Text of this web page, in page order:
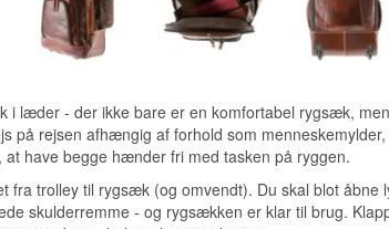
i læder - der ikke bare er en komfortabel rygsæk,
på rejsen afhængig af forhold som
at have begge hænder fri med tasken på ryggen.
fra trolley til rygsæk (og omvendt). Du skal blot åbne
skulderremme - og rygsækken er klar til brug.